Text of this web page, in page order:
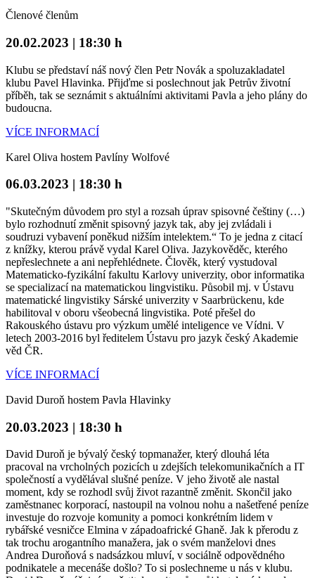
Členové členům
20.02.2023 | 18:30 h
Klubu se představí náš nový člen Petr Novák a spoluzakladatel
klubu Pavel Hlavinka. Přijďme si poslechnout jak Petrův životní
příběh, tak se seznámit s aktuálními aktivitami Pavla a jeho plány do
budoucna.
VÍCE INFORMACÍ
Karel Oliva hostem Pavlíny Wolfové
06.03.2023 | 18:30 h
"Skutečným důvodem pro styl a rozsah úprav spisovné češtiny (…)
bylo rozhodnutí změnit spisovný jazyk tak, aby jej zvládali i
soudruzi vybavení poněkud nižším intelektem.“ To je jedna z citací
z knížky, kterou právě vydal Karel Oliva. Jazykověděc, kterého
nepřeslechnete a ani nepřehlédnete. Člověk, který vystudoval
Matematicko-fyzikální fakultu Karlovy univerzity, obor informatika
se specializací na matematickou lingvistiku. Působil mj. v Ústavu
matematické lingvistiky Sárské univerzity v Saarbrückenu, kde
habilitoval v oboru všeobecná lingvistika. Poté přešel do
Rakouského ústavu pro výzkum umělé inteligence ve Vídni. V
letech 2003-2016 byl ředitelem Ústavu pro jazyk český Akademie
věd ČR.
VÍCE INFORMACÍ
David Duroň hostem Pavla Hlavinky
20.03.2023 | 18:30 h
David Duroň je bývalý český topmanažer, který dlouhá léta
pracoval na vrcholných pozicích u zdejších telekomunikačních a IT
společností a vydělával slušné peníze. V jeho životě ale nastal
moment, kdy se rozhodl svůj život razantně změnit. Skončil jako
zaměstnanec korporací, nastoupil na volnou nohu a našetřené peníze
investuje do rozvoje komunity a pomoci konkrétním lidem v
rybářské vesničce Elmina v západoafrické Ghaně. Jak k přerodu z
tak trochu arogantního manažera, jak o svém manželovi dnes
Andrea Duroňová s nadsázkou mluví, v sociálně odpovědného
podnikatele a mecenáše došlo? To si poslechneme u nás v klubu.